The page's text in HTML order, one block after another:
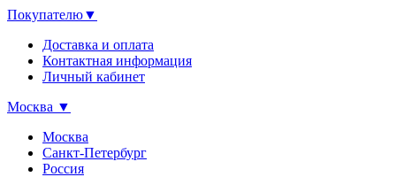
Покупателю▼
Доставка и оплата
Контактная информация
Личный кабинет
Москва ▼
Москва
Санкт-Петербург
Россия